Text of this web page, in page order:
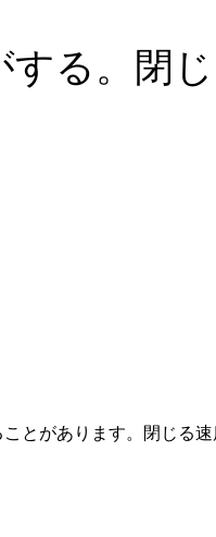
る。閉
とがあります。閉じる